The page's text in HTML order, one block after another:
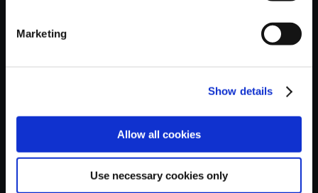
Marketing
Show details
Allow all cookies
Use necessary cookies only
【単曲】